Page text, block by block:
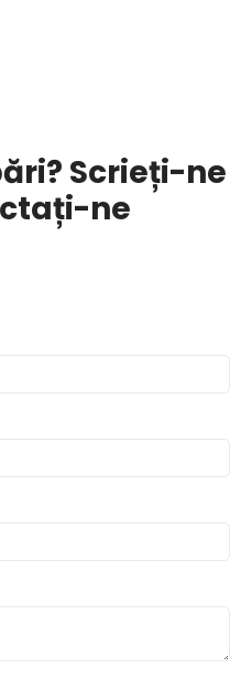
Scrieți-ne
ne